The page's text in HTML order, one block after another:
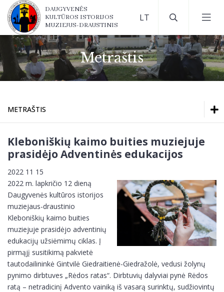
Darbo laikas
Kontaktai
Kaip mus rasti?
Muziejaus lankymo taisyklės
D.U.K.
Metraštis
DAUGYVENĖS
KULTŪROS ISTORIJOS
MUZIEJUS-DRAUSTINIS
Metraštis
METRAŠTIS
Ekspozicijos
Bilietų kainos
Kontaktai
Kaip mus rasti?
Muziejaus lankymo taisyklės
Kleboniškių kaimo buities muziejuje
prasidėjo Adventinės edukacijos
2022 11 15
2022 m. lapkričio 12 dieną
Daugyvenės kultūros istorijos
muziejaus-draustinio
Kleboniškių kaimo buities
muziejuje prasidėjo adventinių
edukacijų užsiėmimų ciklas. Į
pirmąjį susitikimą pakvietė
tautodailininkė Gintvilė Giedraitienė-Giedražolė, vedusi žolynų
pynimo dirbtuves „Rėdos ratas“. Dirbtuvių dalyviai pynė Rėdos
ratą – netradicinį Advento vainiką iš vasarą surinktų, sudžiovintų